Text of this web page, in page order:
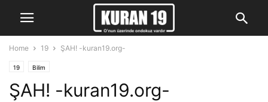
Home 19 ŞAH! -kuran19.org-
19 Bilim
ŞAH! -kuran19.org-